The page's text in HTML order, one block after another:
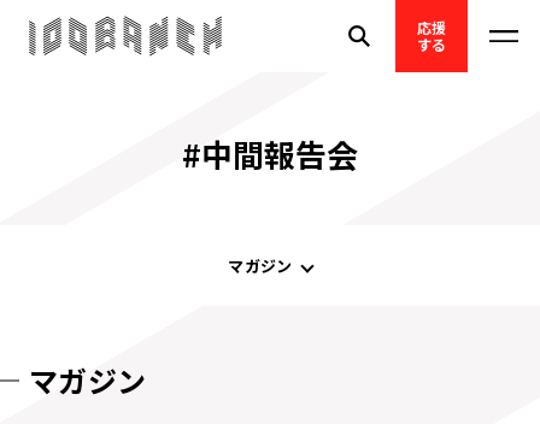
応援
する
#中間報告会
マガジン
マガジン